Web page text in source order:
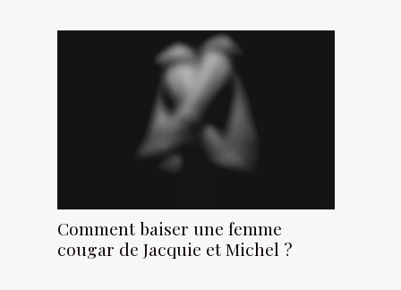
Comment baiser une femme
cougar de Jacquie et Michel ?